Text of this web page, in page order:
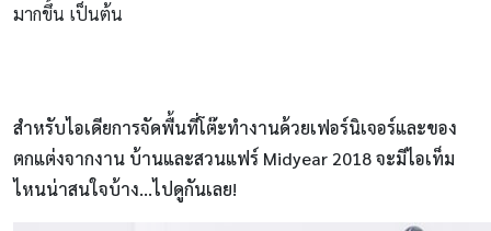
มากขึ้น เป็นต้น
สำหรับไอเดียการจัดพื้นที่โต๊ะทำงานด้วยเฟอร์นิเจอร์และของ
ตกแต่งจากงาน บ้านและสวนแฟร์ Midyear 2018 จะมีไอเท็ม
ไหนน่าสนใจบ้าง…ไปดูกันเลย!